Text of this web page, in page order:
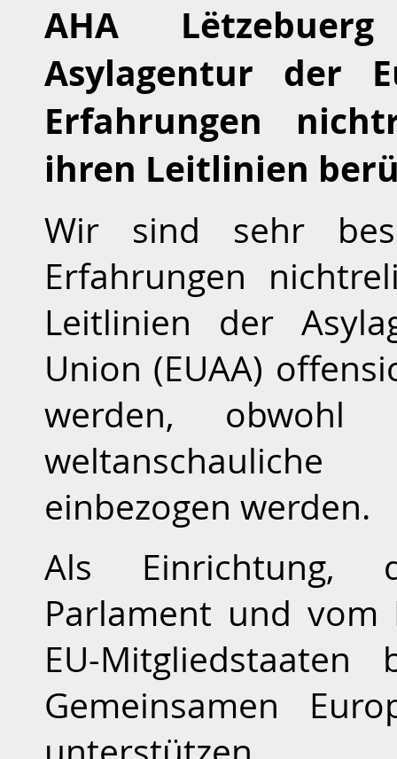
AHA
Asylagentur der
Erfahrungen
ihren Leitlinien
Wir sind sehr
Erfahrungen
Leitlinien der
Union (EUAA)
werden, obwohl
einbezogen werden.
Als Einrichtung,
Parlament und
EU-
Gemeinsamen